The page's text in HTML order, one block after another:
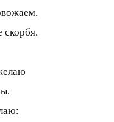
скорбя.